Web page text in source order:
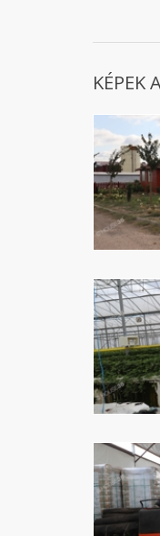
KÉPEK